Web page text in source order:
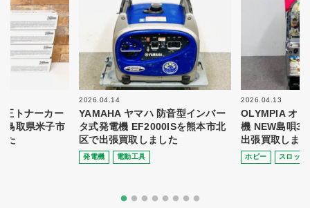
梱包
ガイド
法人の
お客様へ
トナーカー
鳥取県米子市
た
2026.04.14
YAMAHA ヤマハ 防音型インバー
タ式発電機 EF2000ISを熊本市北
区で出張買取しました
発電機 電動⼯具
2026.04.13
OLYMPIA オ
機 NEW島唄
出張買取しま
ホビー スロット